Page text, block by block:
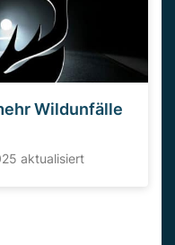
Wildunfälle
aktualisiert